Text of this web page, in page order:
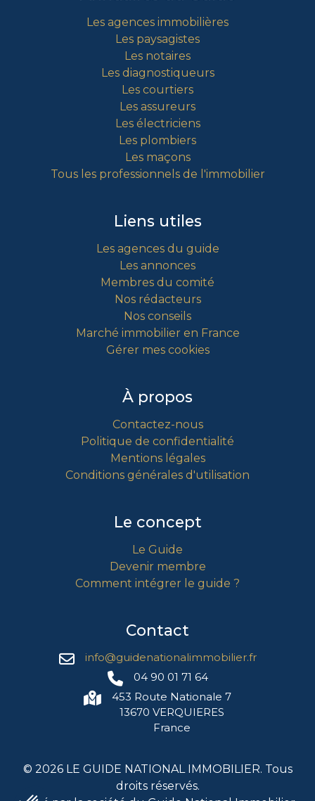
Les agences immobilières
Les paysagistes
Les notaires
Les diagnostiqueurs
Les courtiers
Les assureurs
Les électriciens
Les plombiers
Les maçons
Tous les professionnels de l'immobilier
Liens utiles
Les agences du guide
Les annonces
Membres du comité
Nos rédacteurs
Nos conseils
Marché immobilier en France
Gérer mes cookies
À propos
Contactez-nous
Politique de confidentialité
Mentions légales
Conditions générales d'utilisation
Le concept
Le Guide
Devenir membre
Comment intégrer le guide ?
Contact
info@guidenationalimmobilier.fr
04 90 01 71 64
453 Route Nationale 7
13670 VERQUIERES
France
© 2026LE GUIDE NATIONAL IMMOBILIER. Tous
droits réservés.